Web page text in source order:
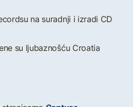
na suradnji i izradi CD
su ljubaznošću Croatia